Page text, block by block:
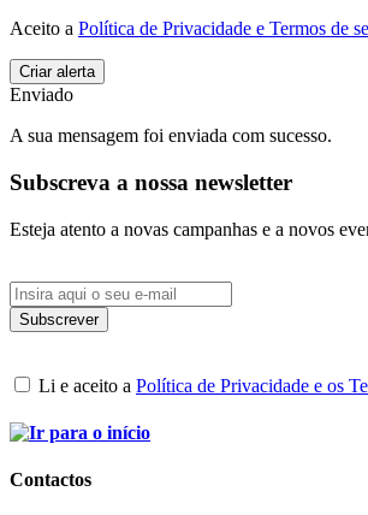
Aceito a Política de Privacidade e Termos de
Enviado
A sua mensagem foi enviada com sucesso.
Subscreva a nossa newsletter
Esteja atento a novas campanhas e a novos
Li e aceito a Política de Privacidade e os
Contactos